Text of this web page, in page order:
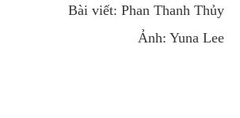
Bài viết: Phan Thanh Thủy
Ảnh: Yuna Lee